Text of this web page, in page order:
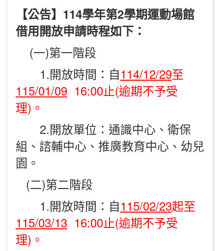
【公告】114學年第2學期運動場館
借用開放申請時程如下：
(一)第一階段
1.開放時間：自114/12/29至
115/01/0916:00止(逾期不予受
理)。
2.開放單位：通識中心、衛保
組、諮輔中心、推廣教育中心、幼兒
園。
(二)第二階段
1.開放時間：自115/02/23起至
115/03/13 16:00止(逾期不予受
理)。